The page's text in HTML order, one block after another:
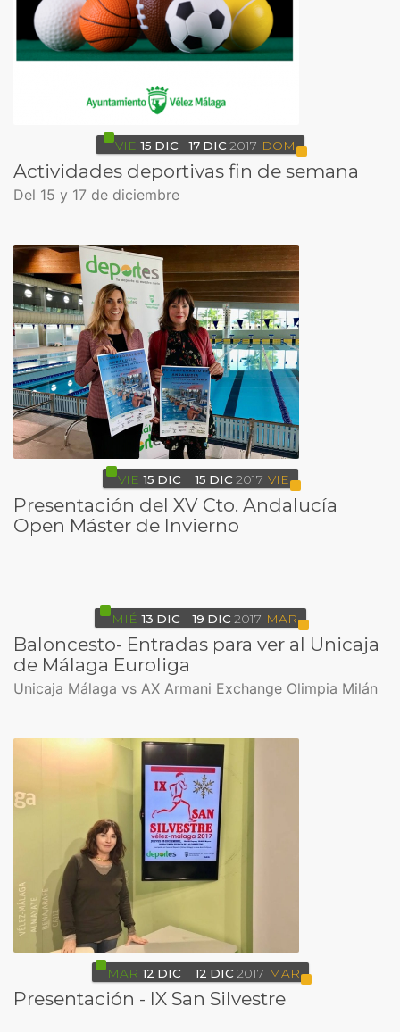
VIE 15 DIC 17 DIC 2017 DOM
Actividades deportivas fin de semana
Del 15 y 17 de diciembre
VIE 15 DIC 15 DIC 2017 VIE
Presentación del XV Cto. Andalucía
Open Máster de Invierno
MIÉ 13 DIC 19 DIC 2017 MAR
Baloncesto- Entradas para ver al Unicaja
de Málaga Euroliga
Unicaja Málaga vs AX Armani Exchange Olimpia Milán
MAR 12 DIC 12 DIC 2017 MAR
Presentación - IX San Silvestre